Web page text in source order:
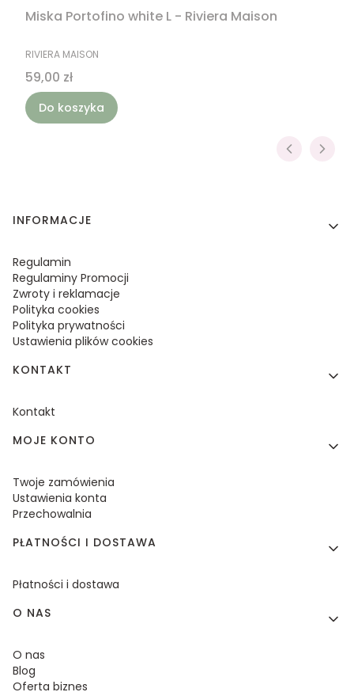
Miska Portofino white L - Riviera Maison
PRODUCENT
RIVIERA MAISON
Cena
59,00 zł
Do koszyka
Linki w stopce
INFORMACJE
Regulamin
Regulaminy Promocji
Zwroty i reklamacje
Polityka cookies
Polityka prywatności
Ustawienia plików cookies
KONTAKT
Kontakt
MOJE KONTO
Twoje zamówienia
Ustawienia konta
Przechowalnia
PŁATNOŚCI I DOSTAWA
Płatności i dostawa
O NAS
O nas
Blog
Oferta biznes